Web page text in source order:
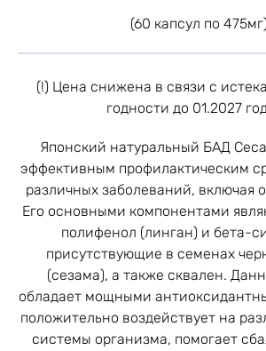
(60 капсул по 475мг)
(!) Цена снижена в связи с
годности до 01.2027
Японский натуральный БАД
эффективным профилактическим
различных заболеваний, включая
Его основными компонентами
полифенол (линган) и бета-
присутствующие в семенах
(сезама), а также сквален.
обладает мощными
положительно воздействует на
системы организма, помогает